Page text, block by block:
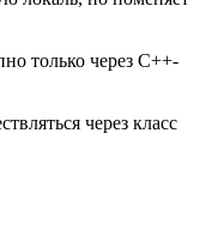
только через C++-
через класс